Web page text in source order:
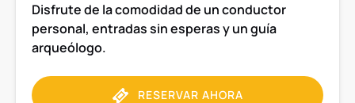
Disfrute de la comodidad de un conductor
personal, entradas sin esperas y un guía
arqueólogo.
RESERVAR AHORA